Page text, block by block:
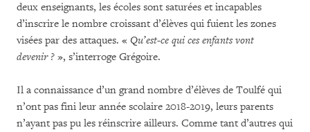
deux enseignants, les écoles sont saturées et incapables
d’inscrire le nombre croissant d’élèves qui fuient les zones
visées par des attaques. « Qu’est-ce qui ces enfants vont
devenir ? », s’interroge Grégoire.
Il a connaissance d’un grand nombre d’élèves de Toulfé qui
n’ont pas fini leur année scolaire 2018-2019, leurs parents
n’ayant pas pu les réinscrire ailleurs. Comme tant d’autres qui